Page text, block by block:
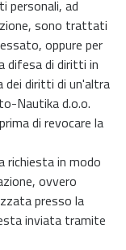
personali, ad
sono trattati
oppure per
difesa di diritti in
dei diritti di un'altra
Nautika d.o.o.
di revocare la
richiesta in modo
ovvero
presso la
inviata tramite